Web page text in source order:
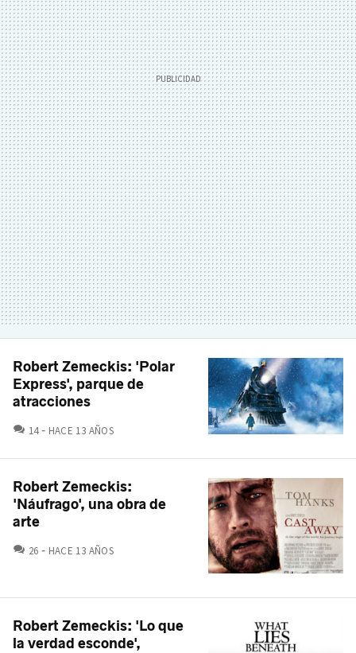
Robert Zemeckis: 'Polar
Express', parque de
atracciones
14 COMENTARIOS
HACE 13 AÑOS
Robert Zemeckis:
'Náufrago', una obra de
arte
26 COMENTARIOS
HACE 13 AÑOS
Robert Zemeckis: 'Lo que
la verdad esconde',